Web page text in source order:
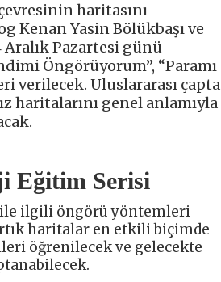
haritasını
Kenan Yasin Bölükbaşı ve
Aralık Pazartesi günü
Öngörüyorum”, “Paramı
verilecek. Uluslararası çapta
haritalarını genel anlamıyla
Eğitim Serisi
ile ilgili öngörü yöntemleri
haritalar en etkili biçimde
öğrenilecek ve gelecekte